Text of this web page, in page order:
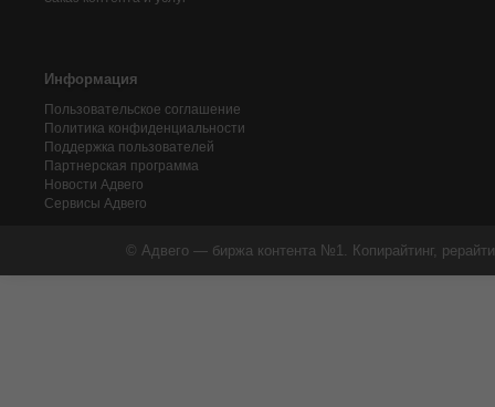
Информация
Пользовательское соглашение
Политика конфиденциальности
Поддержка пользователей
Партнерская программа
Новости Адвего
Сервисы Адвего
© Адвего — биржа контента №1. Копирайтинг,